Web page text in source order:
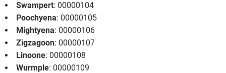
Swampert: 00000104
Poochyena: 00000105
Mightyena: 00000106
Zigzagoon: 00000107
Linoone: 00000108
Wurmple: 00000109